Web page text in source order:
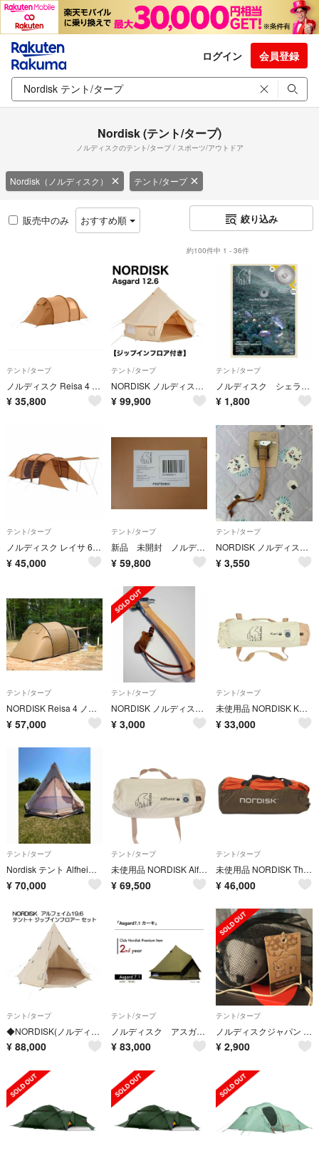
ログイン 会員登録
Nordisk (テント/タープ)
ノルディスクのテント/タープ / スポーツ/アウトドア
Nordisk（ノルディスク） テント/タープ
販売中のみ おすすめ順 絞り込み
約100件中 1 - 36件
テント/タープ
ノルディスク Reisa 4 PU キャンプ ドームテント NORDISK レイサ4 美品 1度使用
¥ 35,800
テント/タープ
NORDISK ノルディスク アスガルド Asgard 12.6 ジップインフロア付 キャンプ ワンポーテント アウトドア
¥ 99,900
テント/タープ
ノルディスク シェラカップ
¥ 1,800
テント/タープ
ノルディスク レイサ 6 #CASHEW／BROWN(1個)
¥ 45,000
テント/タープ
新品 未開封 ノルディスク レイサ NORDISK Reisa 6 PU テント
¥ 59,800
テント/タープ
NORDISK ノルディスク ペグハンマー 検索 スノーピーク snowpeak
¥ 3,550
テント/タープ
NORDISK Reisa 4 ノルディスクレイサ4 付属完備品
¥ 57,000
テント/タープ
NORDISK ノルディスク テント用 ペグハンマー 109093 Hamarr
¥ 3,000
テント/タープ
未使用品 NORDISK KARI 20 TECHNICAL COTTON TARP タープ 【サイズ：400cm×500cm】 NATURAL 定価77000円 242043 キャンプ アウトドア ノルディスク 5L/E07268/LUN08/
¥ 33,000
テント/タープ
Nordisk テント Alfheim 12.6 Tent 242013
¥ 70,000
テント/タープ
未使用品 NORDISK Alfheim 19.6 テント 8人~10人用 ナチュラル 定価171600円 242014 キャンプ アウトドア ノルディスク 5L/E07269/LAY27
¥ 69,500
テント/タープ
未使用品 NORDISK Thrymheim 5 Square Tipi Tent テント 5人用 定価129800円 122054 キャンプ アウトドア ノルディスク 5L/E07270/LAY26/
¥ 46,000
テント/タープ
◆NORDISK(ノルディスク) アルフェイム19.6 ジップインフロアー付き
¥ 88,000
テント/タープ
ノルディスク アスガルド7.1&カリー タープセット
¥ 83,000
テント/タープ
ノルディスクジャパン NORDISK ノルディスク クマ ぬいぐるみ 18×3…
¥ 2,900